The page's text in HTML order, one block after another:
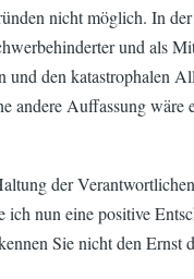
nicht möglich. In
und als
und den katastrophalen
andere Auffassung wäre
der
ich nun eine positive
Sie nicht den Ernst